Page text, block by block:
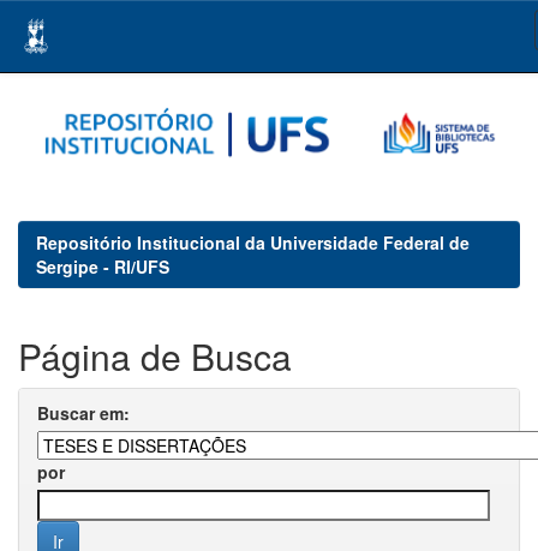
navigation
Repositório Institucional da Universidade Federal de
Sergipe - RI/UFS
Página de Busca
Buscar em:
por